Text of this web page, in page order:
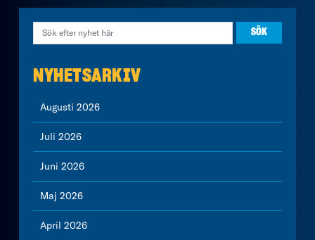
NYHETSARKIV
Augusti 2026
Juli 2026
Juni 2026
Maj 2026
April 2026